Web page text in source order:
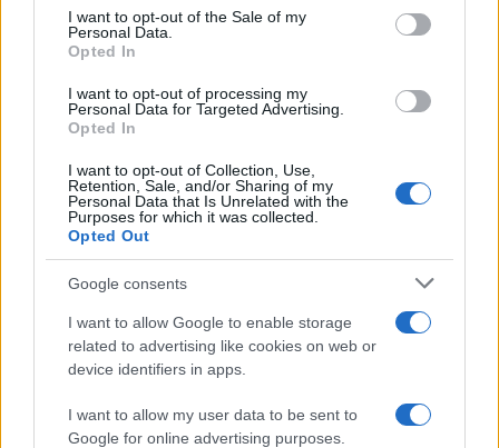
consent section.
I want to opt-out of the Sale of my
Personal Data.
Opted In
I want to opt-out of processing my
Personal Data for Targeted Advertising.
Opted In
I want to opt-out of Collection, Use,
Retention, Sale, and/or Sharing of my
Personal Data that Is Unrelated with the
Purposes for which it was collected.
Opted Out
Google consents
I want to allow Google to enable storage
related to advertising like cookies on web or
device identifiers in apps.
I want to allow my user data to be sent to
Google for online advertising purposes.
Brentolie daalt naar 91,82 dollar: een week van dalende
grondstoffenprijzen
Sanne De Vries · 4 aug 2026